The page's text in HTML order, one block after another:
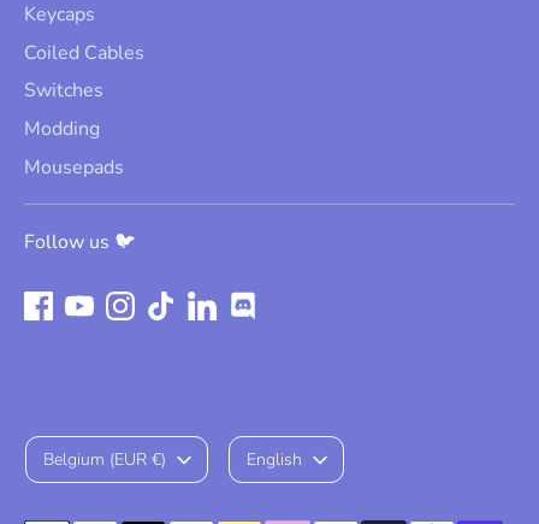
Keycaps
Coiled Cables
Switches
Modding
Mousepads
Follow us 🐦
Currency
Belgium (EUR €) Language
English